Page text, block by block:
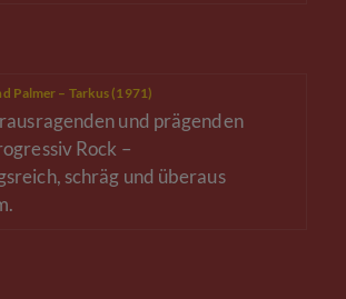
Palmer – Tarkus (1971)
und prägenden
Rock –
schräg und überaus